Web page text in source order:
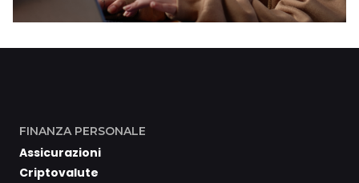
FINANZA PERSONALE
Assicurazioni
Criptovalute